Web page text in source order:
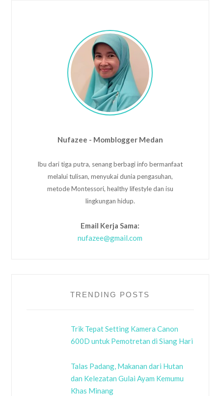
Nufazee - Momblogger Medan
Ibu dari tiga putra, senang berbagi info bermanfaat
melalui tulisan, menyukai dunia pengasuhan,
metode Montessori, healthy lifestyle dan isu
lingkungan hidup.
Email Kerja Sama:
nufazee@gmail.com
TRENDING POSTS
Trik Tepat Setting Kamera Canon
600D untuk Pemotretan di Siang Hari
Talas Padang, Makanan dari Hutan
dan Kelezatan Gulai Ayam Kemumu
Khas Minang